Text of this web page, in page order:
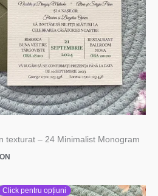
texturat – 24 Minimalist Monogram
Click pentru opțiuni